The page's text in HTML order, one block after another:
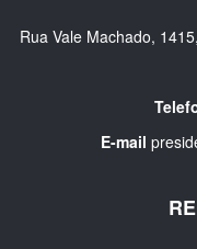
Rua Vale Machado,
E-mail